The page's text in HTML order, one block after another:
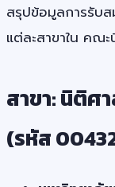
สรุปข้อมูลการรับ
แต่ละสาขาใน คณ
สาขา: นิติศ
(รหัส